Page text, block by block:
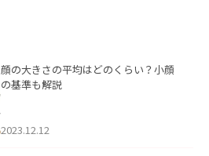
顔の大きさの平均はどのくらい？小顔
の基準も解説
2023.12.12